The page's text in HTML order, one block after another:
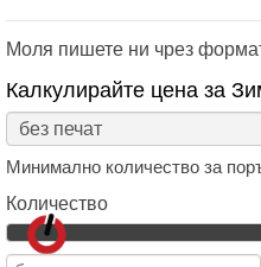
Моля пишете ни чрез
Калкулирайте цена за
Минимално количество за
Количество